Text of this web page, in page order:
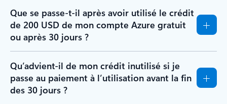
Que se passe-t-il après avoir utilisé le crédit
de 200 USD de mon compte Azure gratuit
ou après 30 jours ?
Qu’advient-il de mon crédit inutilisé si je
passe au paiement à l’utilisation avant la fin
des 30 jours ?